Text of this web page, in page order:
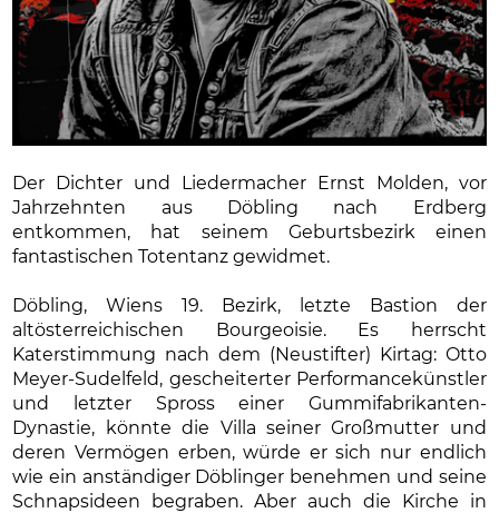
Der Dichter und Liedermacher Ernst Molden, vor
Jahrzehnten aus Döbling nach Erdberg
entkommen, hat seinem Geburtsbezirk einen
fantastischen Totentanz gewidmet.
Döbling, Wiens 19. Bezirk, letzte Bastion der
altösterreichischen Bourgeoisie. Es herrscht
Katerstimmung nach dem (Neustifter) Kirtag: Otto
Meyer-Sudelfeld, gescheiterter Performancekünstler
und letzter Spross einer Gummifabrikanten-
Dynastie, könnte die Villa seiner Großmutter und
deren Vermögen erben, würde er sich nur endlich
wie ein anständiger Döblinger benehmen und seine
Schnapsideen begraben. Aber auch die Kirche in